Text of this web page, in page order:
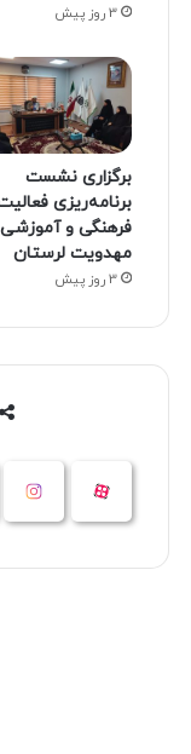
3 روز پیش
برگزاری نشست
برنامه‌ریزی
فرهنگی و آموزشی
مهدویت لرستان
3 روز پیش
آپارات